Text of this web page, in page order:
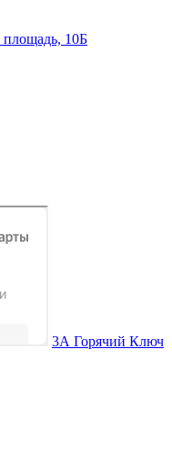
площадь, 10Б
3А Горячий Ключ